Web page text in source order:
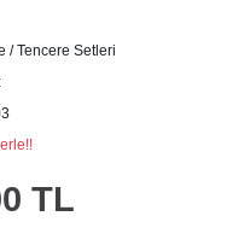
/ Tencere Setleri
TL